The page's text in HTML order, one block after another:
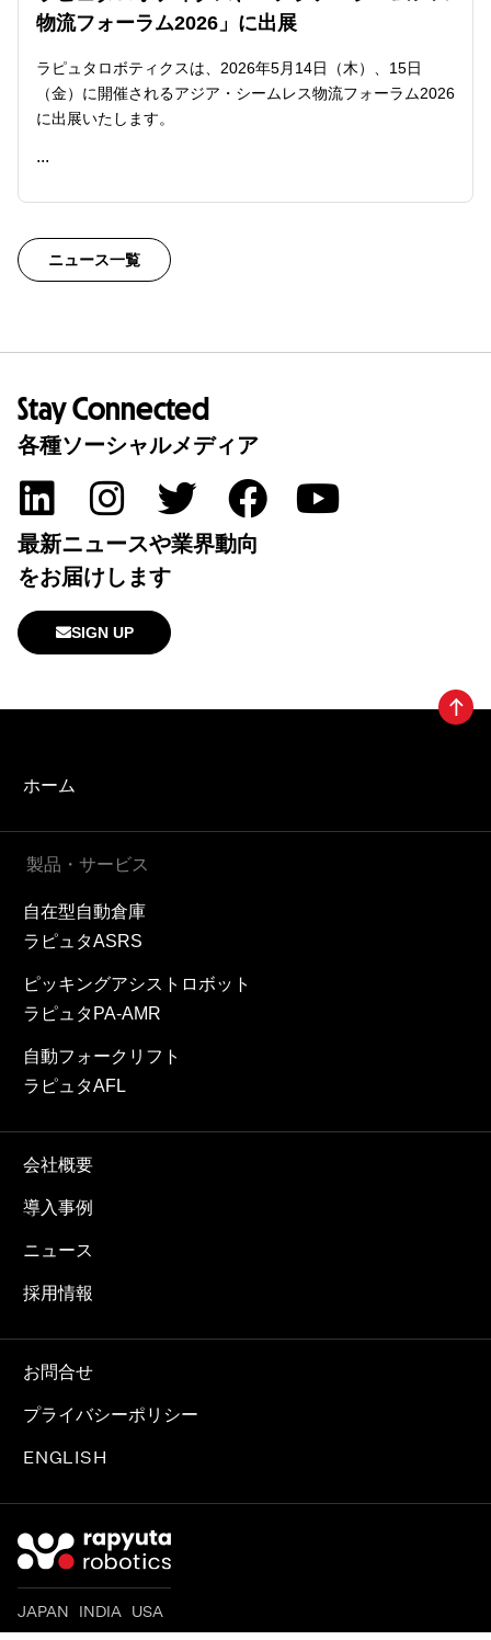
物流フォーラム2026」に出展
ラピュタロボティクスは、2026年5月14日（木）、15日
（金）に開催されるアジア・シームレス物流フォーラム2026
に出展いたします。
...
READ ME
ニュース一覧
Stay Connected
各種ソーシャルメディア
最新ニュースや業界動向
をお届けします
SIGN UP
ホーム
製品・サービス
自在型自動倉庫
ラピュタASRS
ピッキングアシストロボット
ラピュタPA-AMR
自動フォークリフト
ラピュタAFL
会社概要
導入事例
ニュース
採用情報
お問合せ
プライバシーポリシー
ENGLISH
JAPAN INDIA USA